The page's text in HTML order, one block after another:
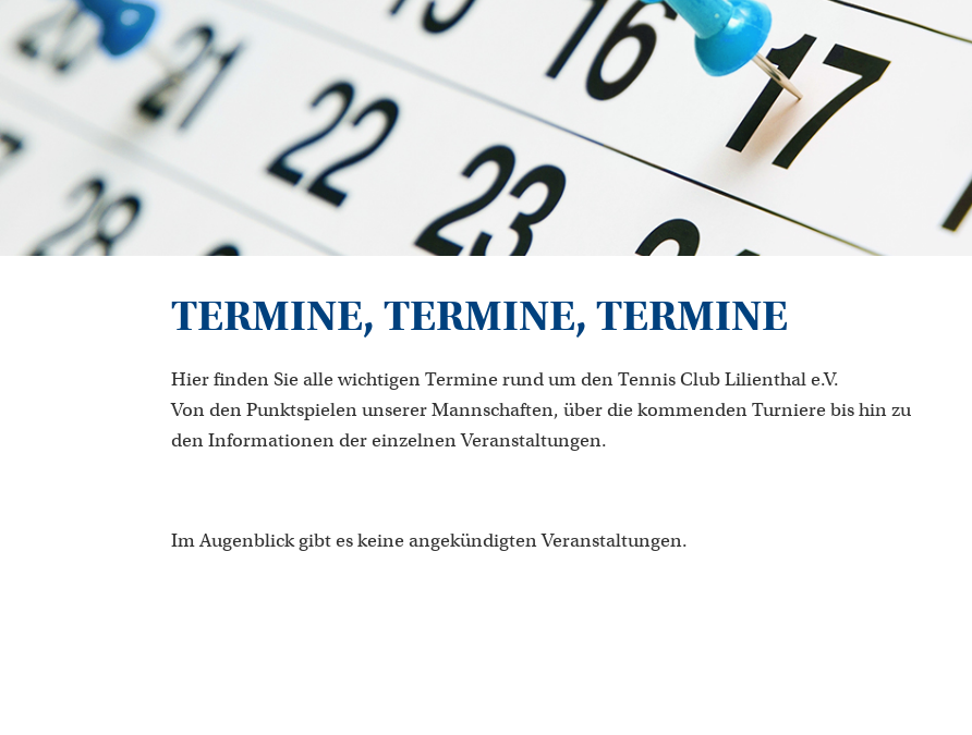
TERMINE, TERMINE, TERMINE
Hier finden Sie alle wichtigen Termine rund um den Tennis Club Lilienthal e.V.
Von den Punktspielen unserer Mannschaften, über die kommenden Turniere bis hin zu
den Informationen der einzelnen Veranstaltungen.
Im Augenblick gibt es keine angekündigten Veranstaltungen.